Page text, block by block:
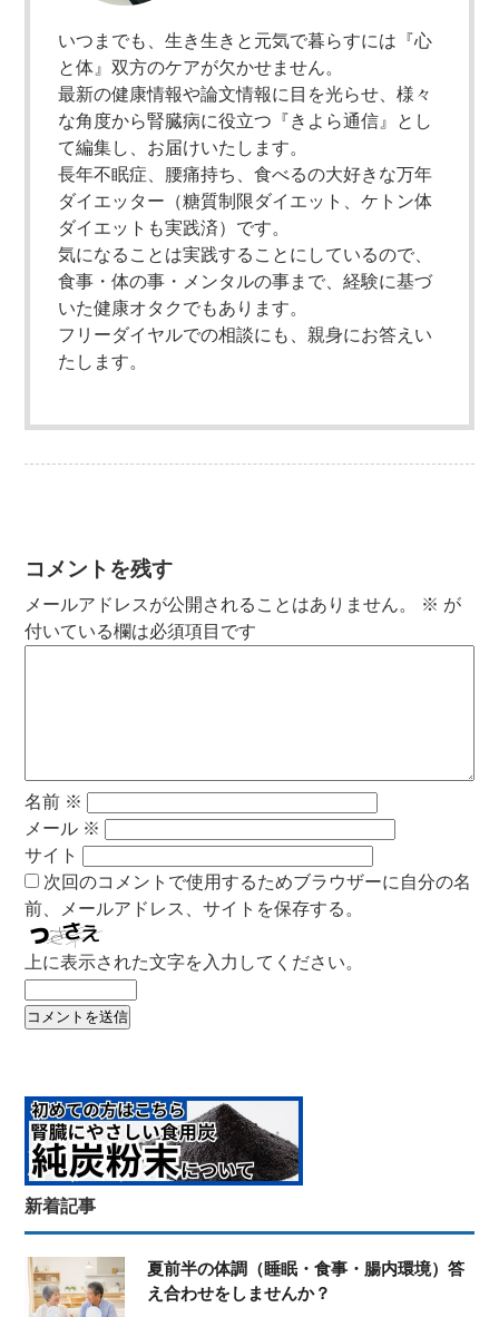
いつまでも、生き生きと元気で暮らすには『心
と体』双方のケアが欠かせません。
最新の健康情報や論文情報に目を光らせ、様々
な角度から腎臓病に役立つ『きよら通信』とし
て編集し、お届けいたします。
長年不眠症、腰痛持ち、食べるの大好きな万年
ダイエッター（糖質制限ダイエット、ケトン体
ダイエットも実践済）です。
気になることは実践することにしているので、
食事・体の事・メンタルの事まで、経験に基づ
いた健康オタクでもあります。
フリーダイヤルでの相談にも、親身にお答えい
たします。
コメントを残す
メールアドレスが公開されることはありません。 ※ が
付いている欄は必須項目です
名前 ※
メール ※
サイト
次回のコメントで使用するためブラウザーに自分の名
前、メールアドレス、サイトを保存する。
上に表示された文字を入力してください。
新着記事
夏前半の体調（睡眠・食事・腸内環境）答
え合わせをしませんか？